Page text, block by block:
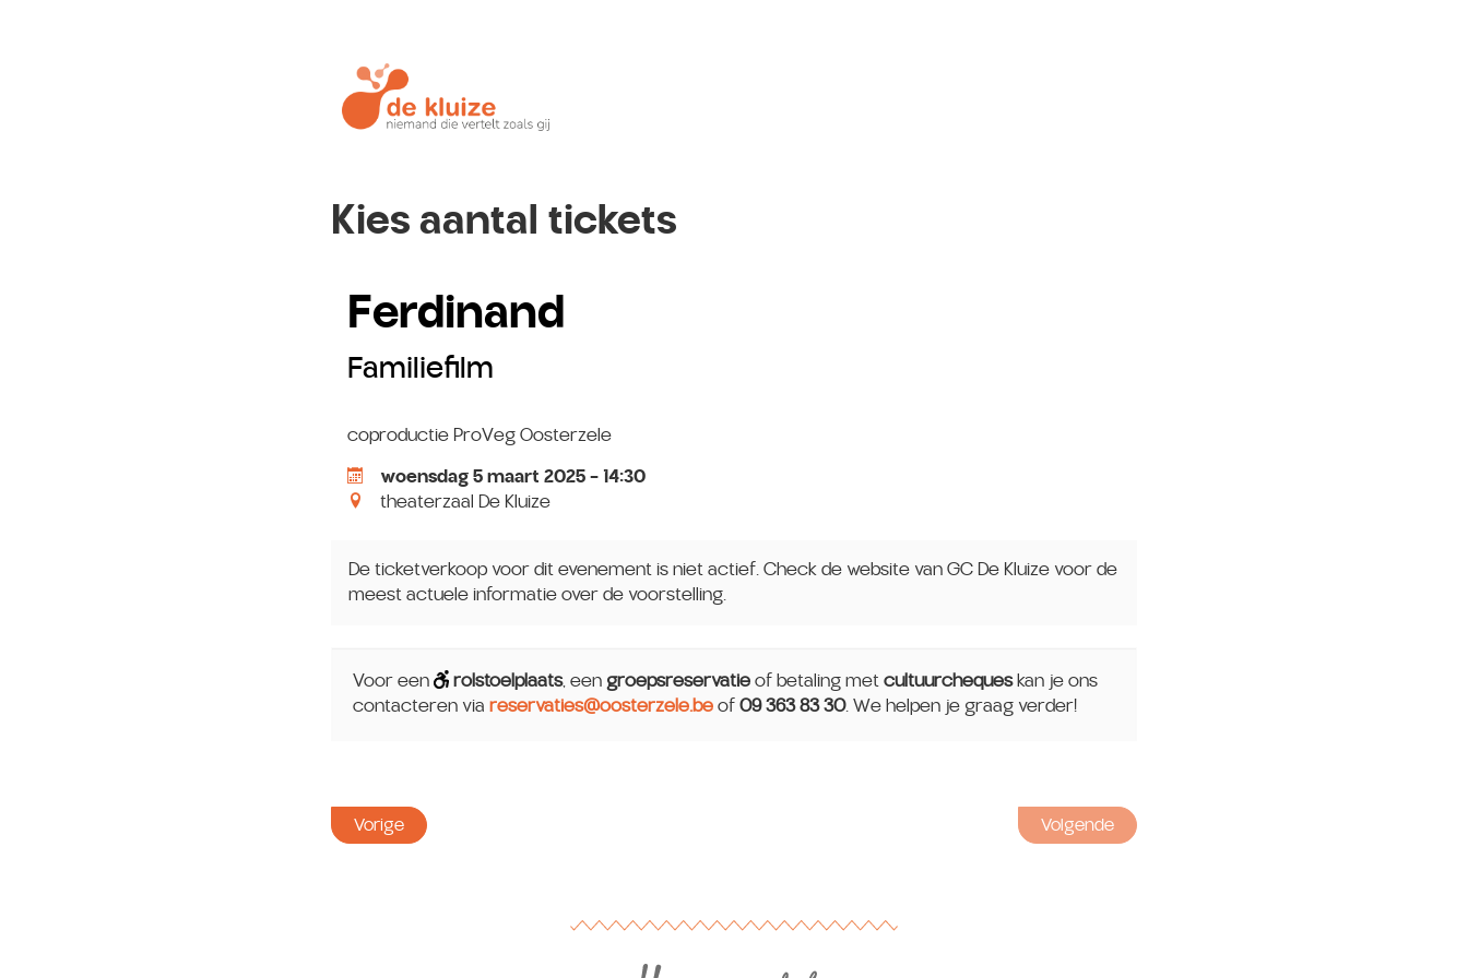
Kies aantal tickets
Ferdinand
Familiefilm
coproductie ProVeg Oosterzele
woensdag 5 maart 2025 - 14:30
theaterzaal De Kluize
De ticketverkoop voor dit evenement is niet actief. Check de website van GC De Kluize voor de
meest actuele informatie over de voorstelling.
Voor een rolstoelplaats, een groepsreservatie of betaling met cultuurchequeskan je ons
contacteren via reservaties@oosterzele.be of 09 363 83 30. We helpen je graag verder!
Vorige Volgende